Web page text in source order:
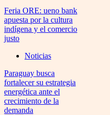
Feria ORE: ueno bank
apuesta por la cultura
indígena y el comercio
justo
Noticias
Paraguay busca
fortalecer su estrategia
energética ante el
crecimiento de la
demanda